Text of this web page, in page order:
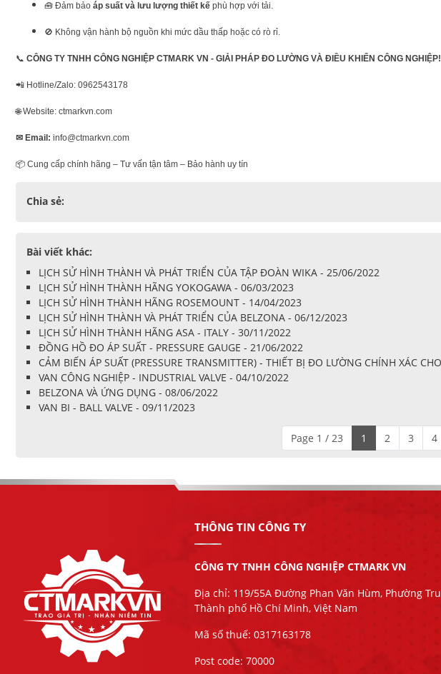
🧰 Đảm bảo áp suất và lưu lượng thiết kế phù hợp với tải.
🚫 Không vận hành bộ nguồn khi mức dầu thấp hoặc có rò rỉ.
📞 CÔNG TY TNHH CÔNG NGHIỆP CTMARK VN - GIẢI PHÁP ĐO LƯỜNG VÀ ĐIỀU KHIỂN CÔNG NGHIỆP!
📲 Hotline/Zalo: 0962543178
🌐 Website: ctmarkvn.com
✉ Email: info@ctmarkvn.com
📦 Cung cấp chính hãng – Tư vấn tận tâm – Bảo hành uy tín
Chia sẻ:
Bài viết khác:
LỊCH SỬ HÌNH THÀNH VÀ PHÁT TRIỂN CỦA TẬP ĐOÀN WIKA - 25/06/2022
LỊCH SỬ HÌNH THÀNH HÃNG YOKOGAWA - 06/03/2023
LỊCH SỬ HÌNH THÀNH HÃNG ROSEMOUNT - 14/04/2023
LỊCH SỬ HÌNH THÀNH VÀ PHÁT TRIỂN CỦA BELZONA - 06/12/2023
LỊCH SỬ HÌNH THÀNH HÃNG ASA - ITALY - 30/11/2022
ĐỒNG HỒ ĐO ÁP SUẤT - PRESSURE GAUGE - 21/06/2022
CẢM BIẾN ÁP SUẤT (PRESSURE TRANSMITTER) - THIẾT BỊ ĐO LƯỜNG CHÍNH XÁC
VAN CÔNG NGHIỆP - INDUSTRIAL VALVE - 04/10/2022
BELZONA VÀ ỨNG DỤNG - 08/06/2022
VAN BI - BALL VALVE - 09/11/2023
Page 1 / 23 1 2 3 4
THÔNG TIN CÔNG TY
CÔNG TY TNHH CÔNG NGHIỆP CTMARK VN
Địa chỉ: 119/55A Đường Phan Văn Hùm, Phường
Thành phố Hồ Chí Minh, Việt Nam
Mã số thuế: 0317163178
Post code: 70000